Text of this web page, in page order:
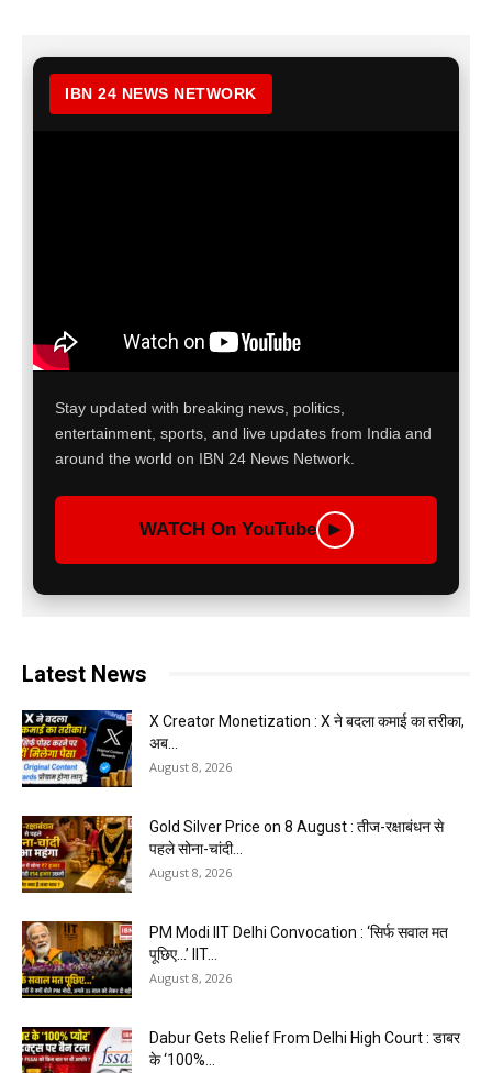
IBN 24 NEWS NETWORK
Stay updated with breaking news, politics,
entertainment, sports, and live updates from India and
around the world on IBN 24 News Network.
WATCH On YouTube ▶
Latest News
X Creator Monetization : X ने बदला कमाई का तरीका,
अब...
August 8, 2026
Gold Silver Price on 8 August : तीज-रक्षाबंधन से
पहले सोना-चांदी...
August 8, 2026
PM Modi IIT Delhi Convocation : ‘सिर्फ सवाल मत
पूछिए…’ IIT...
August 8, 2026
Dabur Gets Relief From Delhi High Court : डाबर
के ‘100%...